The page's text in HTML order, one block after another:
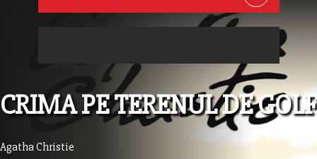
CRIMA PE TERENUL DE GOLF
Agatha Christie